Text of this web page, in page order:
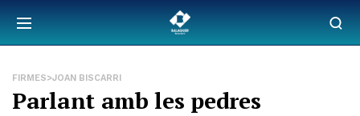
FIRMES>JOAN BISCARRI
Parlant amb les pedres